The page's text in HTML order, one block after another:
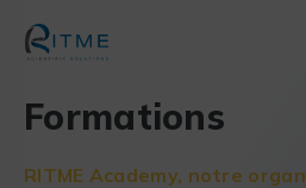
content
Formations
RITME Academy, notre